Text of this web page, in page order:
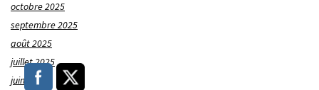
octobre 2025
septembre 2025
août 2025
juillet 2025
juin 2025